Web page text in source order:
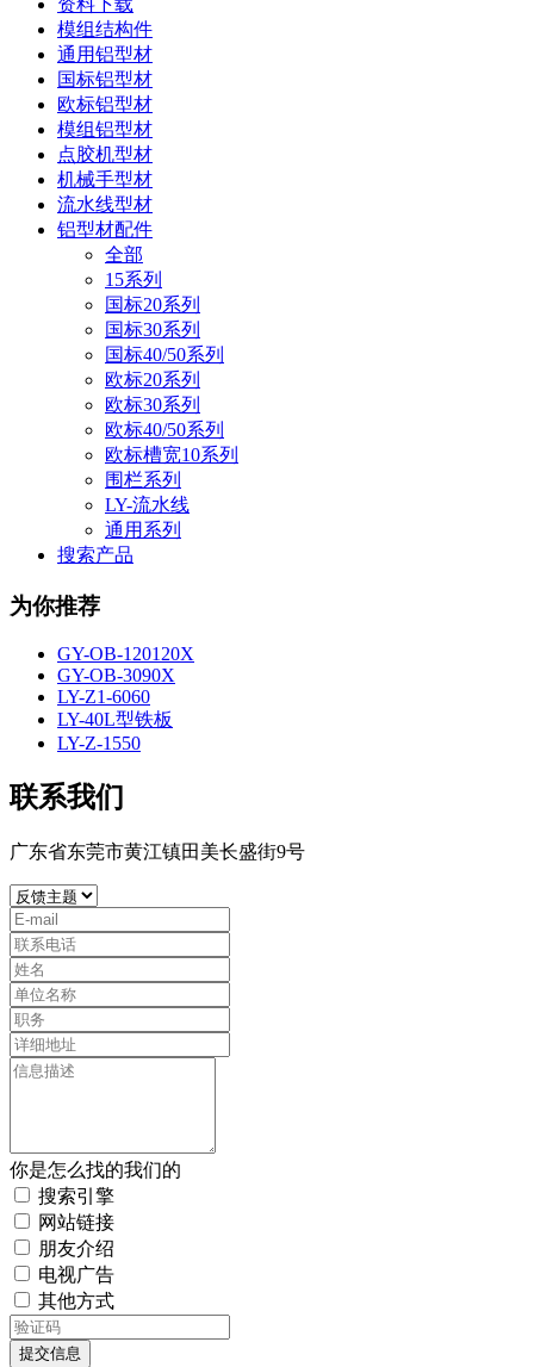
模组结构件
通用铝型材
国标铝型材
欧标铝型材
模组铝型材
点胶机型材
机械手型材
流水线型材
铝型材配件
全部
15系列
国标20系列
国标30系列
国标40/50系列
欧标20系列
欧标30系列
欧标40/50系列
欧标槽宽10系列
围栏系列
LY-流水线
通用系列
搜索产品
为你推荐
GY-OB-120120X
GY-OB-3090X
LY-Z1-6060
LY-40L型铁板
LY-Z-1550
联系我们
广东省东莞市黄江镇田美长盛街9号
你是怎么找的我们的
搜索引擎
网站链接
朋友介绍
电视广告
其他方式
提交信息